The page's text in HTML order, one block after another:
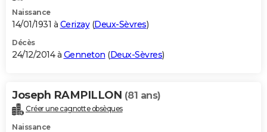
Naissance
14/01/1931 à Cerizay(Deux-Sèvres)
Décès
24/12/2014 à Genneton (Deux-Sèvres)
Joseph RAMPILLON (81 ans)
Créer une cagnotte obsèques
Naissance